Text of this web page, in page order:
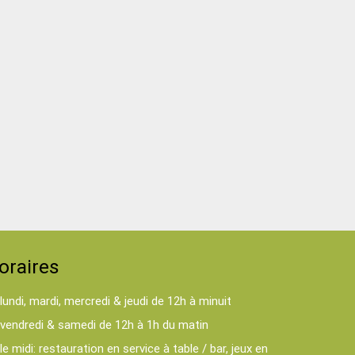
lundi, mardi, mercredi & jeudi de 12h à minuit
vendredi & samedi de 12h à 1h du matin
le midi: restauration en service à table / bar, jeux en